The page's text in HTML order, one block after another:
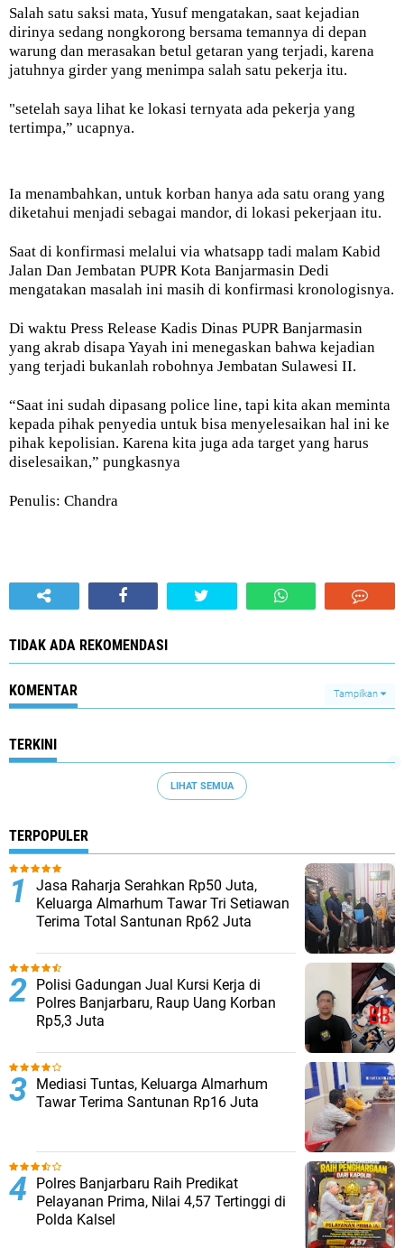
Salah satu saksi mata, Yusuf mengatakan, saat kejadian
dirinya sedang nongkorong bersama temannya di depan
warung dan merasakan betul getaran yang terjadi, karena
jatuhnya girder yang menimpa salah satu pekerja itu.
"setelah saya lihat ke lokasi ternyata ada pekerja yang
tertimpa,” ucapnya.
Ia menambahkan, untuk korban hanya ada satu orang yang
diketahui menjadi sebagai mandor, di lokasi pekerjaan itu.
Saat di konfirmasi melalui via whatsapp tadi malam Kabid
Jalan Dan Jembatan PUPR Kota Banjarmasin Dedi
mengatakan masalah ini masih di konfirmasi kronologisnya.
Di waktu Press Release Kadis Dinas PUPR Banjarmasin
yang akrab disapa Yayah ini menegaskan bahwa kejadian
yang terjadi bukanlah robohnya Jembatan Sulawesi II.
“Saat ini sudah dipasang police line, tapi kita akan meminta
kepada pihak penyedia untuk bisa menyelesaikan hal ini ke
pihak kepolisian. Karena kita juga ada target yang harus
diselesaikan,” pungkasnya
Penulis: Chandra
TIDAK ADA REKOMENDASI
KOMENTAR Tampilkan
TERKINI
LIHAT SEMUA
TERPOPULER
Jasa Raharja Serahkan Rp50 Juta,
Keluarga Almarhum Tawar Tri Setiawan
Terima Total Santunan Rp62 Juta
Polisi Gadungan Jual Kursi Kerja di
Polres Banjarbaru, Raup Uang Korban
Rp5,3 Juta
Mediasi Tuntas, Keluarga Almarhum
Tawar Terima Santunan Rp16 Juta
Polres Banjarbaru Raih Predikat
Pelayanan Prima, Nilai 4,57 Tertinggi di
Polda Kalsel